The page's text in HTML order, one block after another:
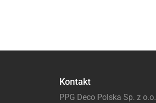
Kontakt
PPG Deco Polska Sp. z o.o.